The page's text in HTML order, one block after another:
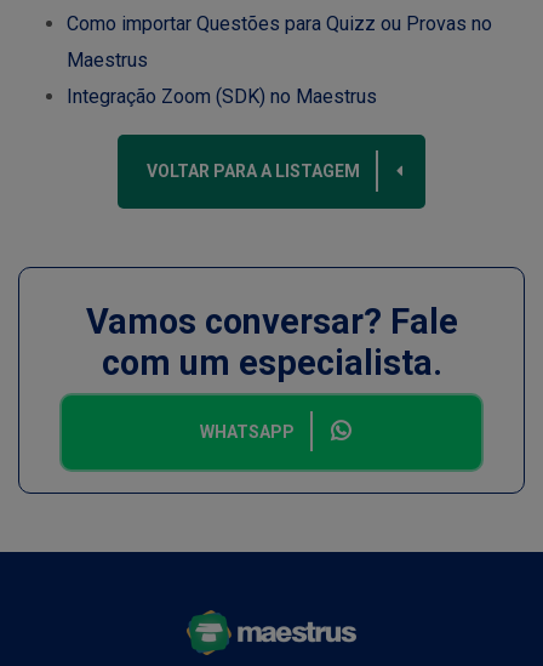
Como importar Questões para Quizz ou Provas no
Maestrus
Integração Zoom (SDK) no Maestrus
VOLTAR PARA A LISTAGEM
Vamos conversar? Fale
com um especialista.
WHATSAPP